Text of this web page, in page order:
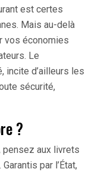
est certes
Mais au-delà
vos économies
Le
incite d’ailleurs les
sécurité,
?
pensez aux livrets
par l’État,